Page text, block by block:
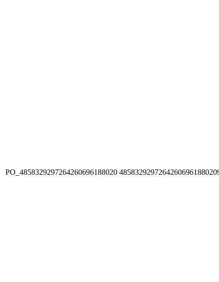
PO_4858329297264260696188020